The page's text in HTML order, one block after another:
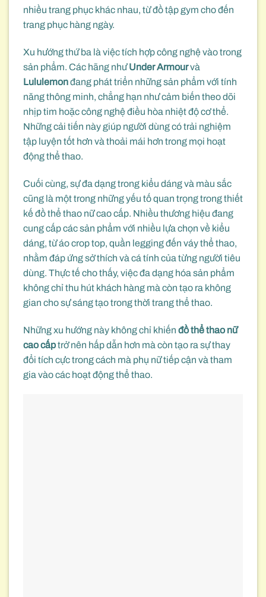
nhiều trang phục khác nhau, từ đồ tập gym cho đến
trang phục hàng ngày.
Xu hướng thứ ba là việc tích hợp công nghệ vào trong
sản phẩm. Các hãng nhưUnder Armourvà
Lululemonđang phát triển những sản phẩm với tính
năng thông minh, chẳng hạn như cảm biến theo dõi
nhịp tim hoặc công nghệ điều hòa nhiệt độ cơ thể.
Những cải tiến này giúp người dùng có trải nghiệm
tập luyện tốt hơn và thoải mái hơn trong mọi hoạt
động thể thao.
Cuối cùng, sự đa dạng trong kiểu dáng và màu sắc
cũng là một trong những yếu tố quan trọng trong thiết
kế đồ thể thao nữ cao cấp. Nhiều thương hiệu đang
cung cấp các sản phẩm với nhiều lựa chọn về kiểu
dáng, từ áo crop top, quần legging đến váy thể thao,
nhằm đáp ứng sở thích và cá tính của từng người tiêu
dùng. Thực tế cho thấy, việc đa dạng hóa sản phẩm
không chỉ thu hút khách hàng mà còn tạo ra không
gian cho sự sáng tạo trong thời trang thể thao.
Những xu hướng này không chỉ khiến đồ thể thao nữ
cao cấptrở nên hấp dẫn hơn mà còn tạo ra sự thay
đổi tích cực trong cách mà phụ nữ tiếp cận và tham
gia vào các hoạt động thể thao.